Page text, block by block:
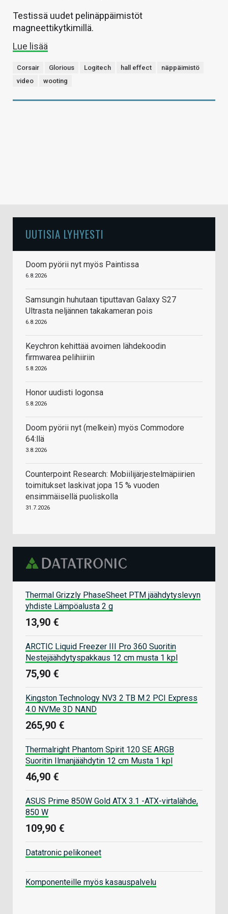
Testissä uudet pelinäppäimistöt
magneettikytkimillä.
Lue lisää
Corsair Glorious Logitech hall effect
näppäimistö
video
wooting
UUTISIA LYHYESTI
Doom pyörii nyt myös Paintissa
6.8.2026
Samsungin huhutaan tiputtavan Galaxy S27
Ultrasta neljännen takakameran pois
6.8.2026
Keychron kehittää avoimen lähdekoodin
firmwarea pelihiiriin
5.8.2026
Honor uudisti logonsa
5.8.2026
Doom pyörii nyt (melkein) myös Commodore
64:llä
3.8.2026
Counterpoint Research: Mobiilijärjestelmäpiirien
toimitukset laskivat jopa 15 % vuoden
ensimmäisellä puoliskolla
31.7.2026
Thermal Grizzly PhaseSheet PTM jäähdytyslevyn
yhdiste Lämpöalusta 2 g
13,90 €
ARCTIC Liquid Freezer III Pro 360 Suoritin
Nestejäähdytyspakkaus 12 cm musta 1 kpl
75,90 €
Kingston Technology NV3 2 TB M.2 PCI Express
4.0 NVMe 3D NAND
265,90 €
Thermalright Phantom Spirit 120 SE ARGB
Suoritin Ilmanjäähdytin 12 cm Musta 1 kpl
46,90 €
ASUS Prime 850W Gold ATX 3.1 -ATX-virtalähde,
850 W
109,90 €
Datatronic pelikoneet
Komponenteille myös kasauspalvelu